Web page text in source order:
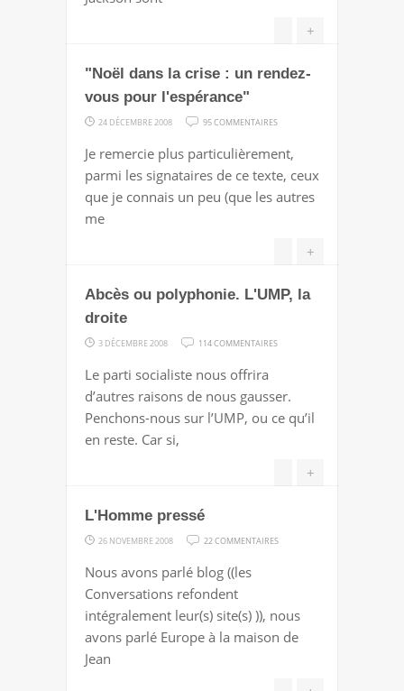
+
"Noël dans la crise : un rendez-
vous pour l'espérance"
24 DÉCEMBRE 2008 95 COMMENTAIRES
DANS
LA
CRISE
VOUS
Je remercie plus particulièrement,
parmi les signataires de ce texte, ceux
que je connais un peu (que les autres
me
+
Abcès ou polyphonie. L'UMP, la
droite
3 DÉCEMBRE 2008 114 COMMENTAIRES
POLYPHONIE.
L'UMP,
Le parti socialiste nous offrira
d’autres raisons de nous gausser.
Penchons-nous sur l’UMP, ou ce qu’il
en reste. Car si,
+
L'Homme pressé
26 NOVEMBRE 2008 22 COMMENTAIRES
Nous avons parlé blog ((les
Conversations refondent
intégralement leur(s) site(s) )), nous
avons parlé Europe à la maison de
Jean